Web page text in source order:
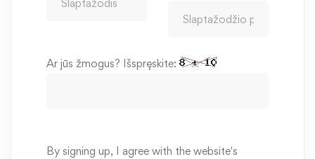
Ar jūs žmogus? Išspręskite:
By signing up, I agree with the website's